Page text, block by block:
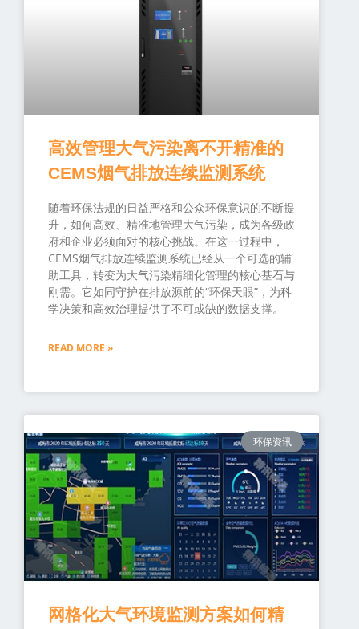
高效管理大气污染离不开精准的
CEMS烟气排放连续监测系统
随着环保法规的日益严格和公众环保意识的不断提
升，如何高效、精准地管理大气污染，成为各级政
府和企业必须面对的核心挑战。在这一过程中，
CEMS烟气排放连续监测系统已经从一个可选的辅
助工具，转变为大气污染精细化管理的核心基石与
刚需。它如同守护在排放源前的“环保天眼”，为科
学决策和高效治理提供了不可或缺的数据支撑。
READ MORE »
环保资讯
网格化大气环境监测方案如何精